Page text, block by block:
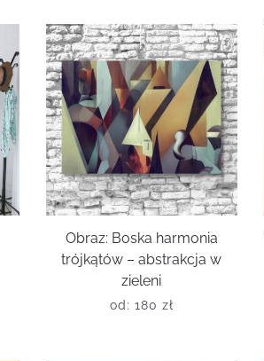
Obraz: Boska harmonia
trójkątów – abstrakcja w
zieleni
od: 180 zł